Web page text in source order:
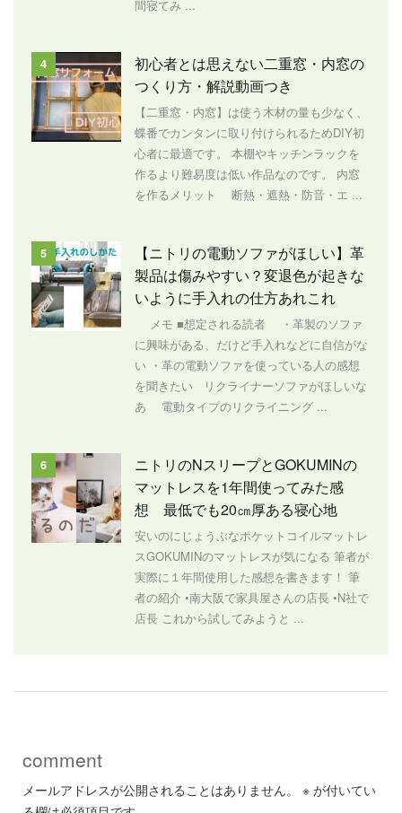
間寝てみ ...
4
初心者とは思えない二重窓・内窓の
つくり方・解説動画つき
【二重窓・内窓】は使う木材の量も少なく、
蝶番でカンタンに取り付けられるためDIY初
心者に最適です。 本棚やキッチンラックを
作るより難易度は低い作品なのです。 内窓
を作るメリット 断熱・遮熱・防音・エ ...
5
【ニトリの電動ソファがほしい】革
製品は傷みやすい？変退色が起きな
いように手入れの仕方あれこれ
メモ ■想定される読者 ・革製のソファ
に興味がある、だけど手入れなどに自信がな
い ・革の電動ソファを使っている人の感想
を聞きたい リクライナーソファがほしいな
あ 電動タイプのリクライニング ...
6
ニトリのNスリープとGOKUMINの
マットレスを1年間使ってみた感
想 最低でも20㎝厚ある寝心地
安いのにじょうぶなポケットコイルマットレ
スGOKUMINのマットレスが気になる 筆者が
実際に１年間使用した感想を書きます！ 筆
者の紹介 •南大阪で家具屋さんの店長 •N社で
店長 これから試してみようと ...
comment
メールアドレスが公開されることはありません。 ※ が付いてい